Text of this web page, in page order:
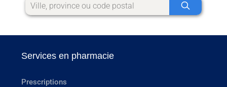
Services en pharmacie
Prescriptions